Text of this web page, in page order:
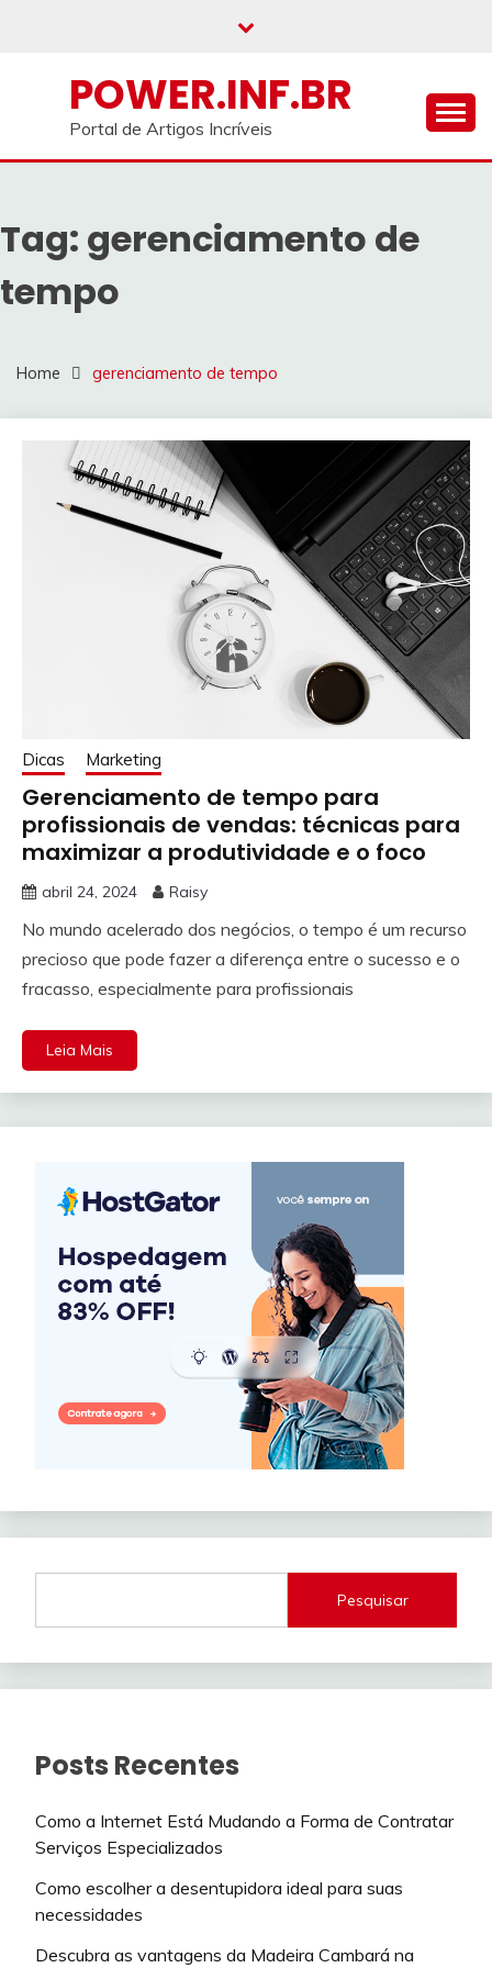
POWER.INF.BR
Portal de Artigos Incríveis
Tag: gerenciamento de
tempo
Home gerenciamento de tempo
Dicas Marketing
Gerenciamento de tempo para
profissionais de vendas: técnicas para
maximizar a produtividade e o foco
abril 24, 2024 Raisy
No mundo acelerado dos negócios, o tempo é um recurso
precioso que pode fazer a diferença entre o sucesso e o
fracasso, especialmente para profissionais
Leia Mais
Pesquisar
Posts Recentes
Como a Internet Está Mudando a Forma de Contratar
Serviços Especializados
Como escolher a desentupidora ideal para suas
necessidades
Descubra as vantagens da Madeira Cambará na